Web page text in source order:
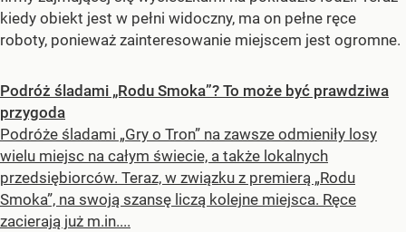
kiedy obiekt jest w pełni widoczny, ma on pełne ręce
roboty, ponieważ zainteresowanie miejscem jest ogromne.
Podróż śladami „Rodu Smoka”? To może być prawdziwa
przygoda
Podróże śladami „Gry o Tron” na zawsze odmieniły losy
wielu miejsc na całym świecie, a także lokalnych
przedsiębiorców. Teraz, w związku z premierą „Rodu
Smoka”, na swoją szansę liczą kolejne miejsca. Ręce
zacierają już m.in....